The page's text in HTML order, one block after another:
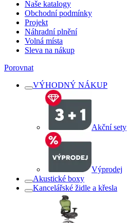
Naše katalogy
Obchodní podmínky
Projekt
Náhradní plnění
Volná místa
Sleva na nákup
Porovnat
VÝHODNÝ NÁKUP
Akční sety
Výprodej
Akustické boxy
Kancelářské židle a křesla